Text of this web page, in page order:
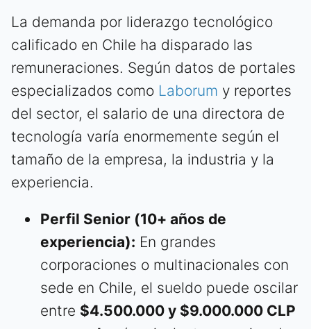
La demanda por liderazgo tecnológico
calificado en Chile ha disparado las
remuneraciones. Según datos de portales
especializados como Laborum y reportes
del sector, el salario de una directora de
tecnología varía enormemente según el
tamaño de la empresa, la industria y la
experiencia.
Perfil Senior (10+ años de
experiencia): En grandes
corporaciones o multinacionales con
sede en Chile, el sueldo puede oscilar
entre $4.500.000 y $9.000.000 CLP